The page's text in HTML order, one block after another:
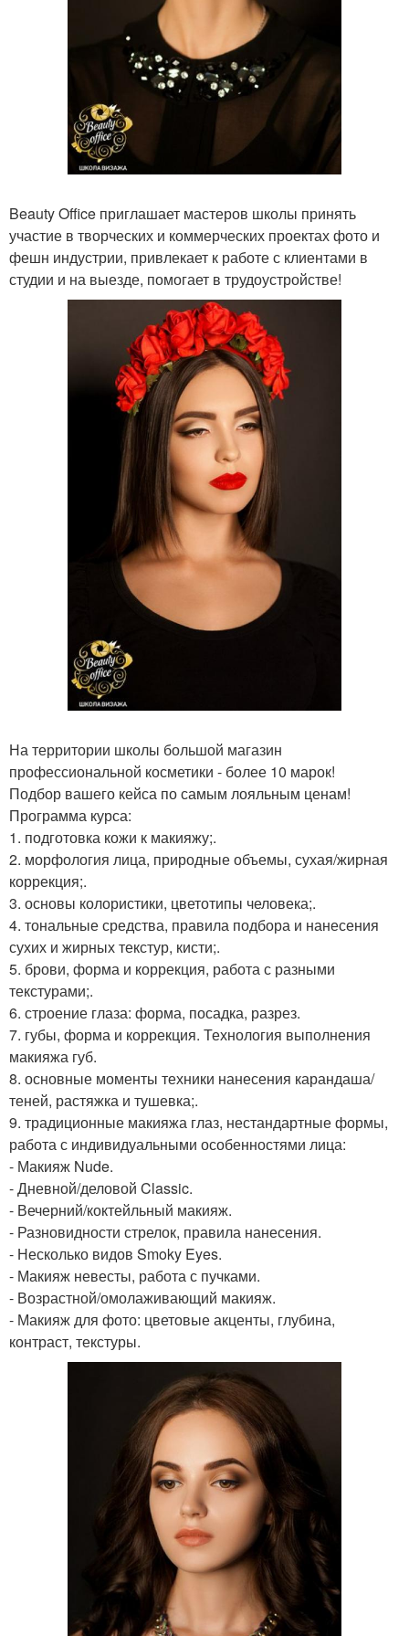
Beauty Office приглашает мастеров школы принять
участие в творческих и коммерческих проектах фото и
фешн индустрии, привлекает к работе с клиентами в
студии и на выезде, помогает в трудоустройстве!
На территории школы большой магазин
профессиональной косметики - более 10 марок!
Подбор вашего кейса по самым лояльным ценам!
Программа курса:
1. подготовка кожи к макияжу;.
2. морфология лица, природные объемы, сухая/жирная
коррекция;.
3. основы колористики, цветотипы человека;.
4. тональные средства, правила подбора и нанесения
сухих и жирных текстур, кисти;.
5. брови, форма и коррекция, работа с разными
текстурами;.
6. строение глаза: форма, посадка, разрез.
7. губы, форма и коррекция. Технология выполнения
макияжа губ.
8. основные моменты техники нанесения карандаша/
теней, растяжка и тушевка;.
9. традиционные макияжа глаз, нестандартные формы,
работа с индивидуальными особенностями лица:
- Макияж Nude.
- Дневной/деловой Classic.
- Вечерний/коктейльный макияж.
- Разновидности стрелок, правила нанесения.
- Несколько видов Smoky Eyes.
- Макияж невесты, работа с пучками.
- Возрастной/омолаживающий макияж.
- Макияж для фото: цветовые акценты, глубина,
контраст, текстуры.